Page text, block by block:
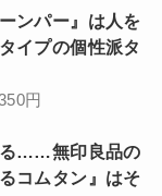
ンパー』は人を
イプの個性派タ
円
……無印良品の
コムタン』はそ